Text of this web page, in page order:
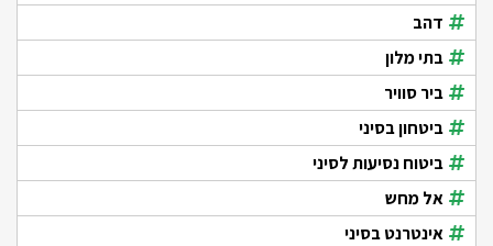
דהב
בתי מלון
ביר סוויר
ביטחון בסיני
ביטוח נסיעות לסיני
אל מחש
אינטרנט בסיני